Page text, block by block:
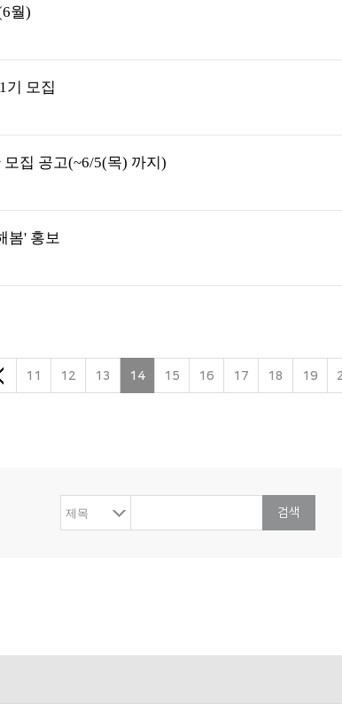
월)
기 모집
집 공고(~6/5(목) 까지)
봄' 홍보
11 12 13 14 15 16 17 18 19
검색